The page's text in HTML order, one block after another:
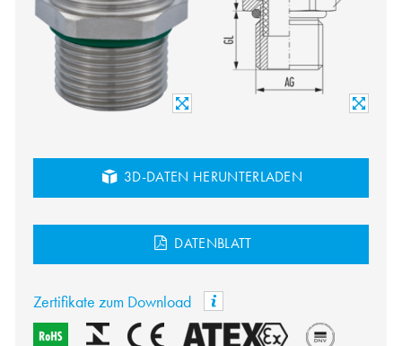
3D-DATEN HERUNTERLADEN
DATENBLATT
Zertifikate zum Download